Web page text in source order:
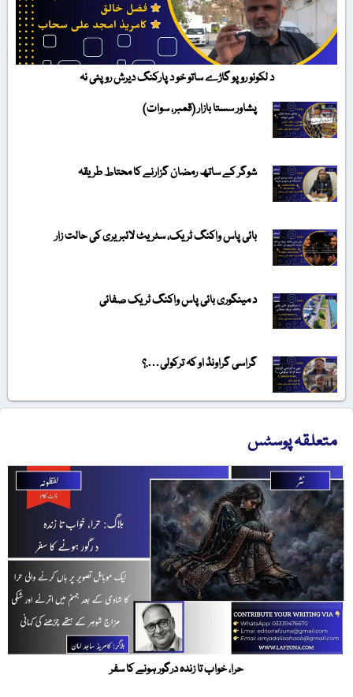
د لکونو روپو گاڑے ساتو خو د پارکنگ دیرش روپئی نہ
پشاور سستا بازار (قمبر، سوات)
شوگر کے ساتھ رمضان گزارنے کا محتاط طریقہ
بائی پاس واکنگ ٹریک، سٹریٹ لائبریری کی حالت زار
د مینگوری بائی پاس واکنگ ٹریک صفائی
گراسی گراونڈ او کہ ترکولی….؟
متعلقہ پوسٹس
حرا، خواب تا زندہ درگور ہونے کا سفر